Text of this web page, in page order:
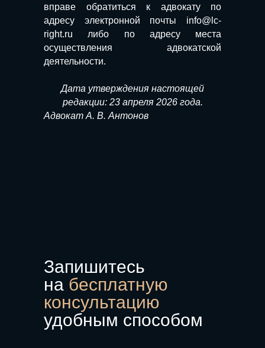
вправе обратиться к адвокату по
адресу электронной почты info@lc-
right.ru либо по адресу места
осуществления адвокатской
деятельности.
Дата утверждения настоящей
редакции: 23 апреля 2026 года.
Адвокат А. В. Антонов
Запишитесь
на бесплатную
консультацию
удобным способом